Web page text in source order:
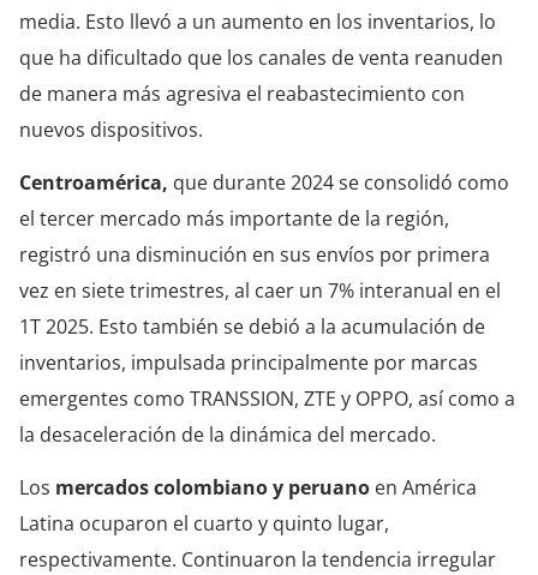
media. Esto llevó a un aumento en los inventarios, lo
que ha dificultado que los canales de venta reanuden
de manera más agresiva el reabastecimiento con
nuevos dispositivos.
Centroamérica, que durante 2024 se consolidó como
el tercer mercado más importante de la región,
registró una disminución en sus envíos por primera
vez en siete trimestres, al caer un 7% interanual en el
1T 2025. Esto también se debió a la acumulación de
inventarios, impulsada principalmente por marcas
emergentes como TRANSSION, ZTE y OPPO, así como a
la desaceleración de la dinámica del mercado.
Los mercados colombiano y peruano en América
Latina ocuparon el cuarto y quinto lugar,
respectivamente. Continuaron la tendencia irregular